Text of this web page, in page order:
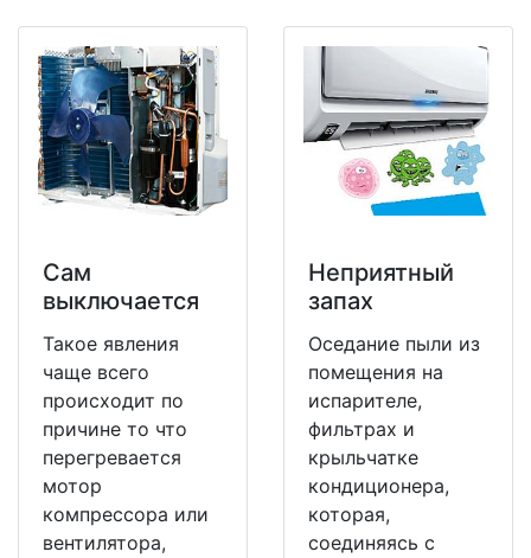
Сам
выключается
Такое явления
чаще всего
происходит по
причине то что
перегревается
мотор
компрессора или
вентилятора,
Неприятный
запах
Оседание пыли из
помещения на
испарителе,
фильтрах и
крыльчатке
кондиционера,
которая,
соединяясь с